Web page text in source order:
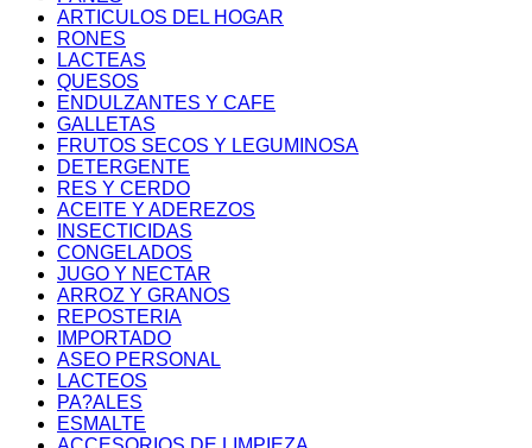
ARTICULOS DEL HOGAR
RONES
LACTEAS
QUESOS
ENDULZANTES Y CAFE
GALLETAS
FRUTOS SECOS Y LEGUMINOSA
DETERGENTE
RES Y CERDO
ACEITE Y ADEREZOS
INSECTICIDAS
CONGELADOS
JUGO Y NECTAR
ARROZ Y GRANOS
REPOSTERIA
IMPORTADO
ASEO PERSONAL
LACTEOS
PA?ALES
ESMALTE